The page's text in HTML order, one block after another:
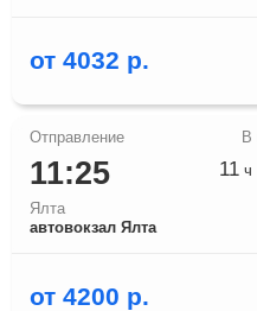
от 4032 р.
11:25
Ялта
автовокзал Ялта
11 ч
от 4200 р.